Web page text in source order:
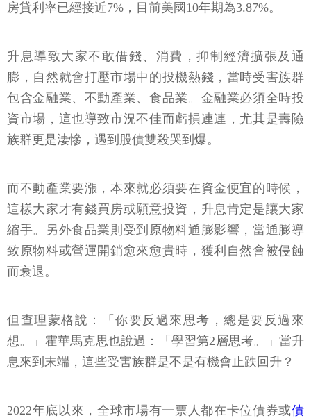
房貸利率已經接近7%，目前美國10年期為3.87%。
升息導致大家不敢借錢、消費，抑制經濟擴張及通
膨，自然就會打壓市場中的投機熱錢，當時受害族群
包含金融業、不動產業、食品業。金融業必須全時投
資市場，這也導致市況不佳而虧損連連，尤其是壽險
族群更是淒慘，遇到股債雙殺哭到爆。
而不動產業要漲，本來就必須要在資金便宜的時候，
這樣大家才有錢買房或願意投資，升息肯定是讓大家
縮手。另外食品業則受到原物料通膨影響，當通膨導
致原物料或營運開銷愈來愈貴時，獲利自然會被侵蝕
而衰退。
但查理蒙格說：「你要反過來思考，總是要反過來
想。」霍華馬克思也說過：「學習第2層思考。」當升
息來到末端，這些受害族群是不是有機會止跌回升？
2022年底以來，全球市場有一票人都在卡位債券或債